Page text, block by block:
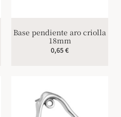
Base pendiente aro criolla
18mm
0,65€